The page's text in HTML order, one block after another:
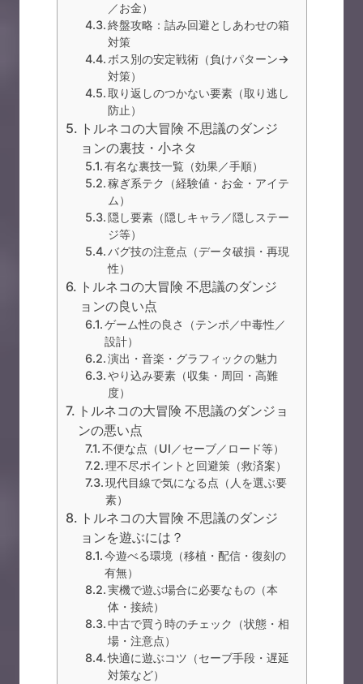
／お金）
終盤攻略：詰み回避としあわせの箱
対策
ボス別の安定戦術（負けパターン→
対策）
取り返しのつかない要素（取り逃し
防止）
トルネコの大冒険 不思議のダンジ
ョンの裏技・小ネタ
有名な裏技一覧（効果／手順）
稼ぎ系テク（経験値・お金・アイテ
ム）
隠し要素（隠しキャラ／隠しステー
ジ等）
バグ技の注意点（データ破損・再現
性）
トルネコの大冒険 不思議のダンジ
ョンの良い点
ゲーム性の良さ（テンポ／中毒性／
設計）
演出・音楽・グラフィックの魅力
やり込み要素（収集・周回・高難
度）
トルネコの大冒険 不思議のダンジョ
ンの悪い点
不便な点（UI／セーブ／ロード等）
理不尽ポイントと回避策（救済案）
現代目線で気になる点（人を選ぶ要
素）
トルネコの大冒険 不思議のダンジ
ョンを遊ぶには？
今遊べる環境（移植・配信・復刻の
有無）
実機で遊ぶ場合に必要なもの（本
体・接続）
中古で買う時のチェック（状態・相
場・注意点）
快適に遊ぶコツ（セーブ手段・遅延
対策など）